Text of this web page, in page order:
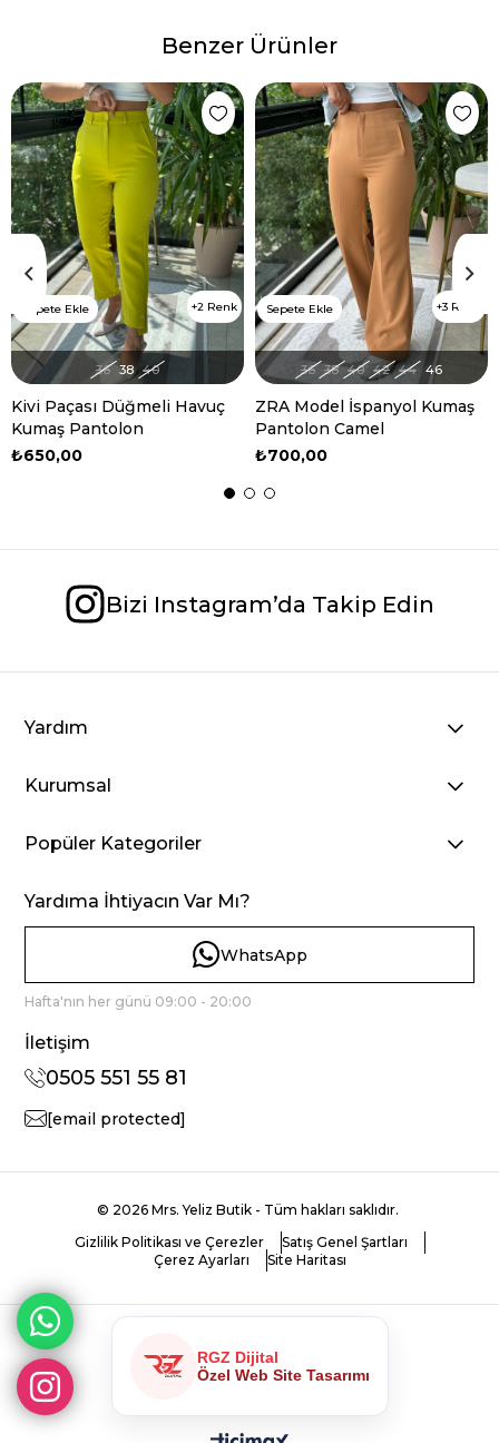
Benzer Ürünler
2 Renk
Kivi Paçası Düğmeli Havuç
Kumaş Pantolon
₺650,00
Sepete Ekle
36 38 40
3 Renk
ZRA Model İspanyol Kumaş
Pantolon Camel
₺700,00
Sepete Ekle
36 38 40 42 44 46
Bizi Instagram’da Takip Edin
Yardım
Kurumsal
Popüler Kategoriler
Yardıma İhtiyacın Var Mı?
WhatsApp
Hafta'nın her günü 09:00 - 20:00
İletişim
0505 551 55 81
[email protected]
© 2026 Mrs. Yeliz Butik - Tüm hakları saklıdır.
Gizlilik Politikası ve Çerezler
Satış Genel Şartları
Çerez Ayarları
Site Haritası
RGZ Dijital
Özel Web Site Tasarımı